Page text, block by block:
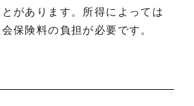
があります。所得によっては
保険料の負担が必要です。